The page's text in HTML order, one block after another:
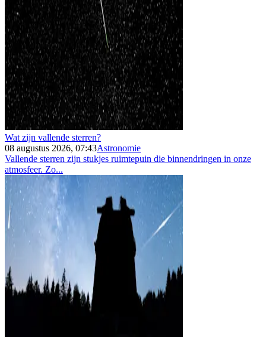
Wat zijn vallende sterren?
08 augustus 2026, 07:43Astronomie
Vallende sterren zijn stukjes ruimtepuin die binnendringen in onze
atmosfeer. Zo...